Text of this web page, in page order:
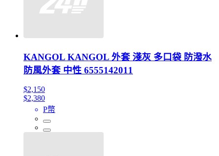
KANGOL KANGOL 外套 淺灰 多口袋 防潑水
防風外套 中性 6555142011
$2,150
$2,380
P幣